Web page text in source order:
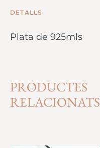
DETALLS
Plata de 925mls
PRODUCTES
RELACIONATS